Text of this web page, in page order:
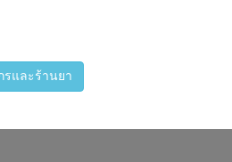
รและร้านยา